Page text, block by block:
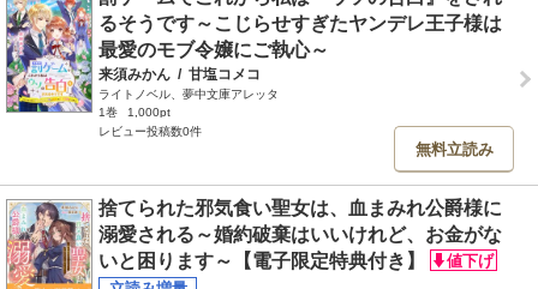
るそうです～こじらせすぎたヤンデレ王子様は
最愛のモブ令嬢にご執心～
来須みかん / 甘塩コメコ
ライトノベル、夢中文庫アレッタ
1巻
1,000pt
レビュー投稿数0件
無料立読み
捨てられた邪気食い聖女は、血まみれ公爵様に
溺愛される～婚約破棄はいいけれど、お金がな
いと困ります～【電子限定特典付き】